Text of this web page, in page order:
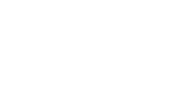
con i